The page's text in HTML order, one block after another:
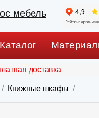
Каталог
Книжные шкафы